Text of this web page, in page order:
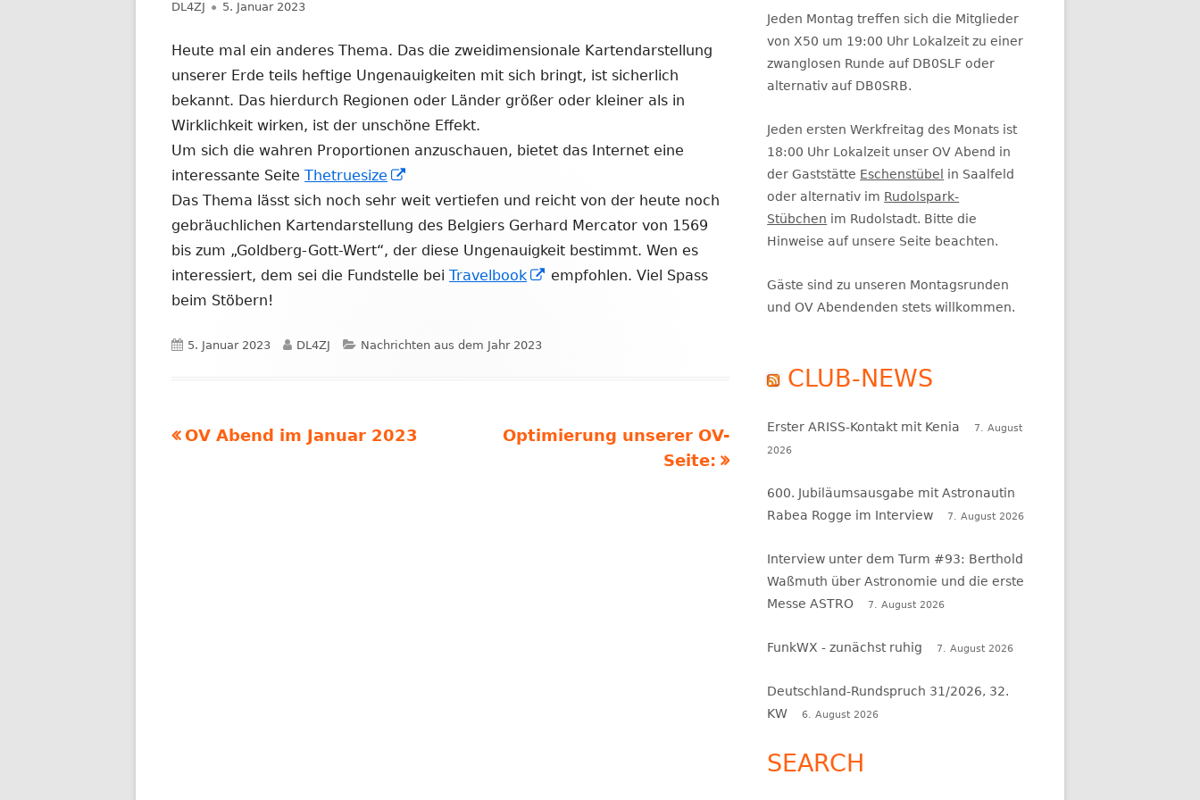
Autor
DL4ZJ
Veröffentlicht
5. Januar 2023
Heute mal ein anderes Thema. Das die zweidimensionale Kartendarstellung
unserer Erde teils heftige Ungenauigkeiten mit sich bringt, ist sicherlich
bekannt. Das hierdurch Regionen oder Länder größer oder kleiner als in
Wirklichkeit wirken, ist der unschöne Effekt.
Um sich die wahren Proportionen anzuschauen, bietet das Internet eine
interessante Seite Thetruesize
neuem
Fenster
öffnen
Das Thema lässt sich noch sehr weit vertiefen und reicht von der heute noch
gebräuchlichen Kartendarstellung des Belgiers Gerhard Mercator von 1569
bis zum „Goldberg-Gott-Wert“, der diese Ungenauigkeit bestimmt. Wen es
interessiert, dem sei die Fundstelle bei Travelbook
In
empfohlen. Viel Spass
beim Stöbern!
Veröffentlicht
5. Januar 2023 Autor
DL4ZJ Kategorien
Nachrichten aus dem Jahr 2023
Beitragsnavigation
Vorheriger
OV Abend im Januar 2023
Nächster
Optimierung unserer OV-
Seite:
Seitenleiste
Jeden Montag treffen sich die Mitglieder
von X50 um 19:00 Uhr Lokalzeit zu einer
zwanglosen Runde auf DB0SLF oder
alternativ auf DB0SRB.
Jeden ersten Werkfreitag des Monats ist
18:00 Uhr Lokalzeit unser OV Abend in
der Gaststätte Eschenstübel
in Saalfeld
oder alternativ im Rudolspark-
Stübchen im Rudolstadt. Bitte die
Hinweise auf unsere Seite beachten.
Gäste sind zu unseren Montagsrunden
und OV Abendenden stets willkommen.
CLUB-NEWS
Erster ARISS-Kontakt mit Kenia
7. August
2026
600. Jubiläumsausgabe mit Astronautin
Rabea Rogge im Interview
7. August 2026
Interview unter dem Turm #93: Berthold
Waßmuth über Astronomie und die erste
Messe ASTRO
7. August 2026
FunkWX - zunächst ruhig 7. August 2026
Deutschland-Rundspruch 31/2026, 32.
KW
6. August 2026
SEARCH